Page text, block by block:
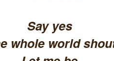
Say yes
whole world